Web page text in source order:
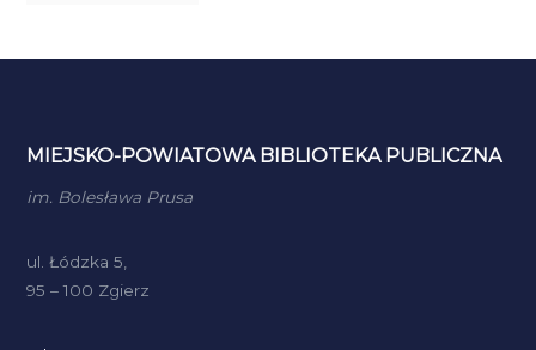
MIEJSKO-POWIATOWA BIBLIOTEKA PUBLICZNA
im. Bolesława Prusa
ul. Łódzka 5,
95 – 100 Zgierz